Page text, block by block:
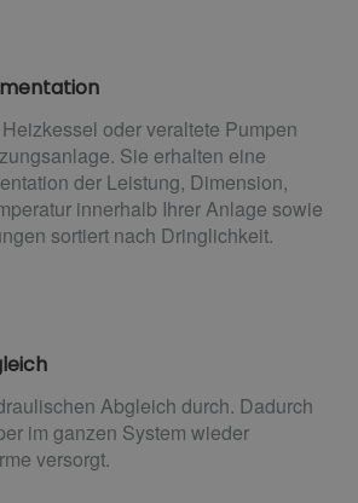
oder veraltete Pumpen
Sie erhalten eine
der Leistung, Dimension,
innerhalb Ihrer Anlage sowie
sortiert nach Dringlichkeit.
Abgleich durch. Dadurch
im ganzen System wieder
versorgt.